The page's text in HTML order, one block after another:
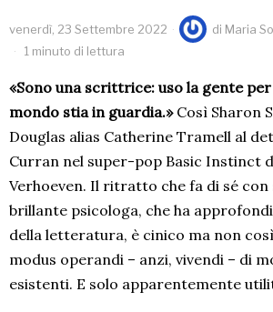
venerdì, 23 Settembre 2022 di Maria
1 minuto di lettura
«Sono una scrittrice: uso la gente
mondo stia in guardia.»Così Sharon
Douglas alias Catherine Tramell al
Curran nel super-pop Basic Instinct
Verhoeven. Il ritratto che fa di sé con
brillante psicologa, che ha
della letteratura, è cinico ma non
modus operandi – anzi, vivendi – di
esistenti. E solo apparentemente